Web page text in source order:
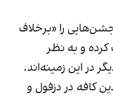
را «برخلاف
و به نظر
در این زمینه‌اند.
کافه در دزفول و